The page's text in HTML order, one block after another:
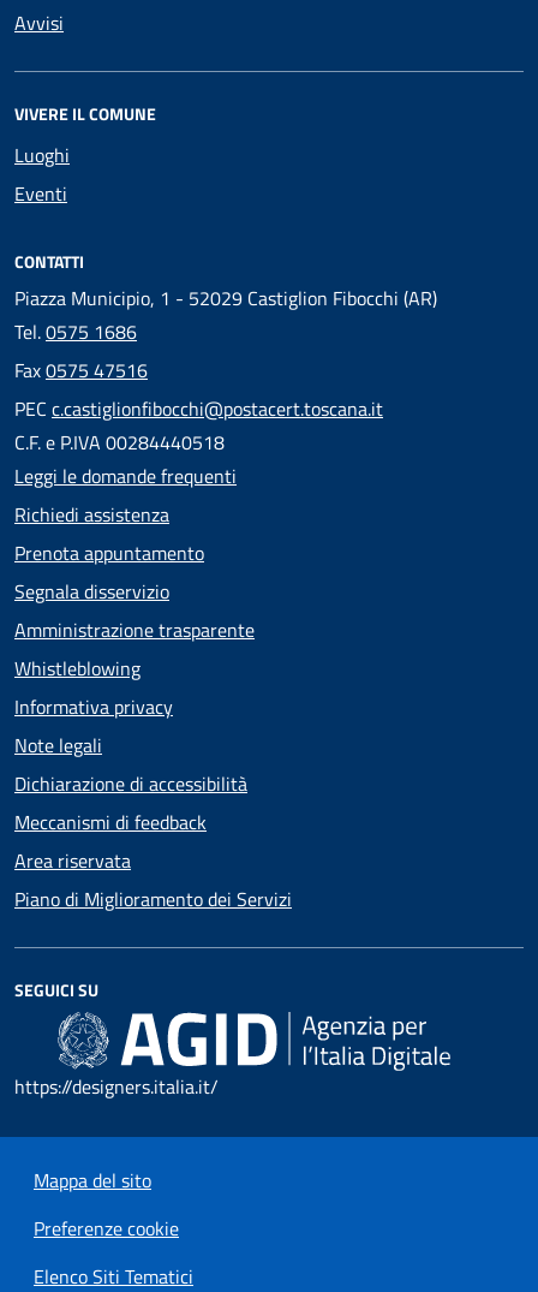
Avvisi
VIVERE IL COMUNE
Luoghi
Eventi
CONTATTI
Piazza Municipio, 1 - 52029 Castiglion Fibocchi (AR)
Tel.0575 1686
Fax0575 47516
PEC c.castiglionfibocchi@postacert.toscana.it
C.F. e P.IVA 00284440518
Leggi le domande frequenti
Richiedi assistenza
Prenota appuntamento
Segnala disservizio
Amministrazione trasparente
Whistleblowing
Informativa privacy
Note legali
Dichiarazione di accessibilità
Meccanismi di feedback
Area riservata
Piano di Miglioramento dei Servizi
SEGUICI SU
https://designers.italia.it/
Mappa del sito
Preferenze cookie
Elenco Siti Tematici